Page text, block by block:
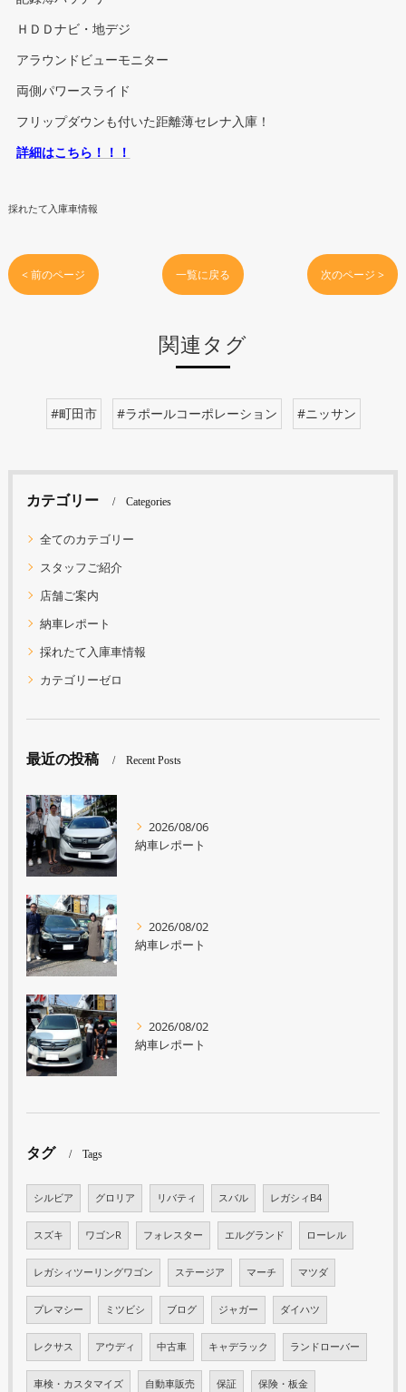
ＨＤＤナビ・地デジ
アラウンドビューモニター
両側パワースライド
フリップダウンも付いた距離薄セレナ入庫！
詳細はこちら！！！
採れたて入庫車情報
< 前のページ 一覧に戻る 次のページ >
関連タグ
#町田市 #ラポールコーポレーション #ニッサン
カテゴリー Categories
全てのカテゴリー
スタッフご紹介
店舗ご案内
納車レポート
採れたて入庫車情報
カテゴリーゼロ
最近の投稿 Recent Posts
2026/08/06
納車レポート
2026/08/02
納車レポート
2026/08/02
納車レポート
タグ Tags
シルビア グロリア リバティ スバル レガシィB4
スズキ ワゴンR フォレスター エルグランド ローレル
レガシィツーリングワゴン ステージア マーチ マツダ
プレマシー ミツビシ ブログ ジャガー ダイハツ
レクサス アウディ 中古車 キャデラック ランドローバー
車検・カスタマイズ 自動車販売 保証 保険・板金